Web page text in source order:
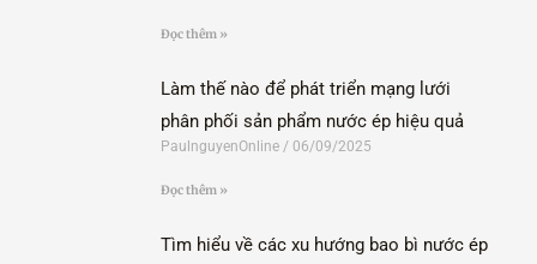
Đọc thêm »
Làm thế nào để phát triển mạng lưới
phân phối sản phẩm nước ép hiệu quả
PaulnguyenOnline 06/09/2025
Đọc thêm »
Tìm hiểu về các xu hướng bao bì nước ép